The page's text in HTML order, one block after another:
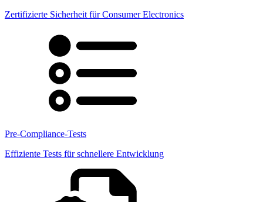
Zertifizierte Sicherheit für Consumer Electronics
Pre-Compliance-Tests
Effiziente Tests für schnellere Entwicklung